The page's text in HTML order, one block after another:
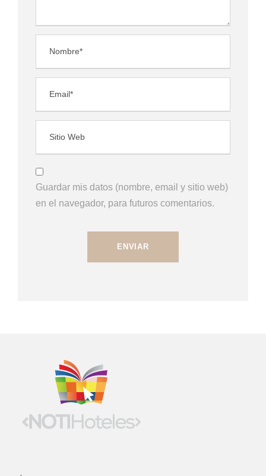
Guardar mis datos (nombre, email y sitio web)
en el navegador, para futuros comentarios.